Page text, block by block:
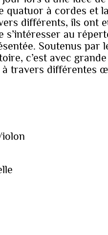
quatuor à cordes et
différents, ils ont
s’intéresser au
Soutenus par
c’est avec grande
travers différentes